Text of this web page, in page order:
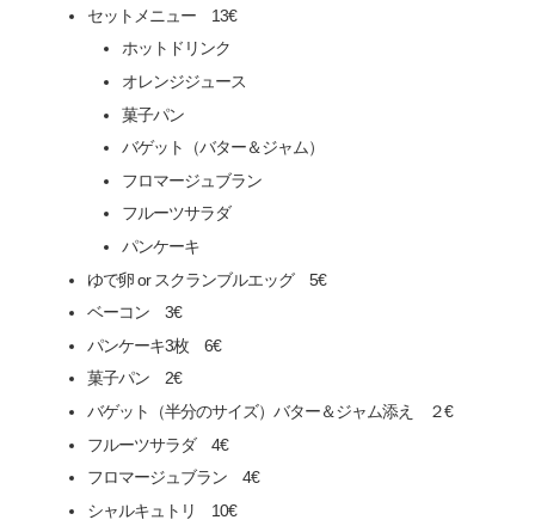
セットメニュー 13€
ホットドリンク
オレンジジュース
菓子パン
バゲット（バター＆ジャム）
フロマージュブラン
フルーツサラダ
パンケーキ
ゆで卵 or スクランブルエッグ 5€
ベーコン 3€
パンケーキ3枚 6€
菓子パン 2€
バゲット（半分のサイズ）バター＆ジャム添え ２€
フルーツサラダ 4€
フロマージュブラン 4€
シャルキュトリ 10€